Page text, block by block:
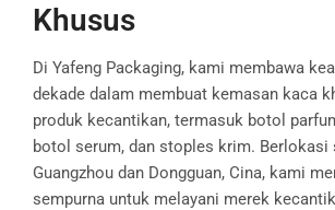
Khusus
Di Yafeng Packaging, kami membawa
dekade dalam membuat kemasan kaca
produk kecantikan, termasuk botol
botol serum, dan stoples krim. Berlokasi
Guangzhou dan Dongguan, Cina, kami
sempurna untuk melayani merek